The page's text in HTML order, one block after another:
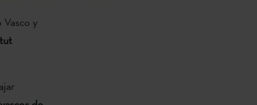
y